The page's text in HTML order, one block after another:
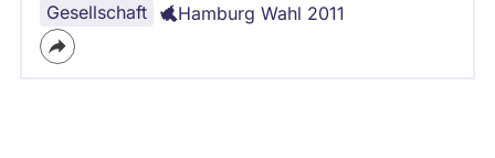
Gesellschaft Hamburg Wahl 2011